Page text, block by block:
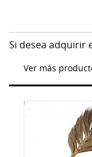
Si desea adquirir
Ver más